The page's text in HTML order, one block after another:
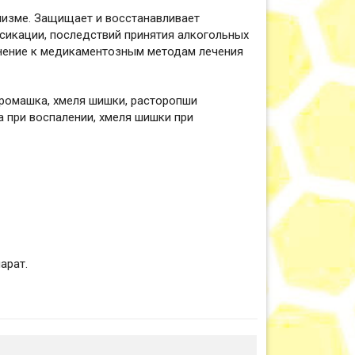
Защищает и восстанавливает
последствий принятия алкогольных
к медикаментозным методам лечения
хмеля шишки, расторопши
при воспалении, хмеля шишки при